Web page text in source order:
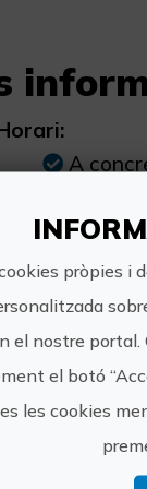
A
Y
pròpies i
el nostre portal.
el botó
les cookies